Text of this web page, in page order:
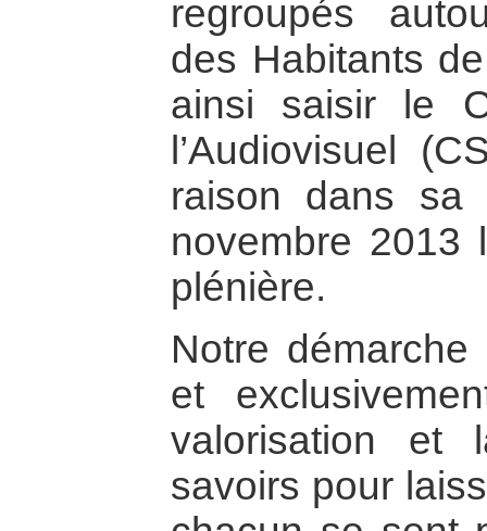
regroupés
des Habitants
ainsi saisir le
l’Audiovisuel
raison dans sa
novembre 2013
plénière.
Notre démarche
et
valorisation et
savoirs pour